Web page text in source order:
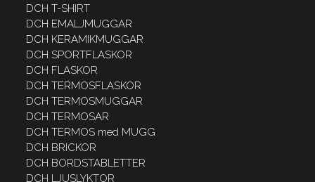
DCH T-SHIRT
DCH EMALJMUGGAR
DCH KERAMIKMUGGAR
DCH SPORTFLASKOR
DCH FLASKOR
DCH TERMOSFLASKOR
DCH TERMOSMUGGAR
DCH TERMOSAR
DCH TERMOS med MUGG
DCH BRICKOR
DCH BORDSTABLETTER
DCH LJUSLYKTOR